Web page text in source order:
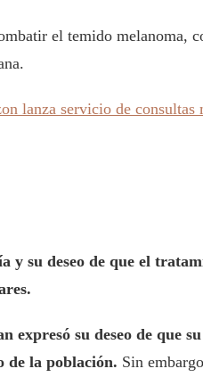
el temido melanoma,
lanza servicio de
su deseo de que el
expresó su deseo de que
de la población. Sin